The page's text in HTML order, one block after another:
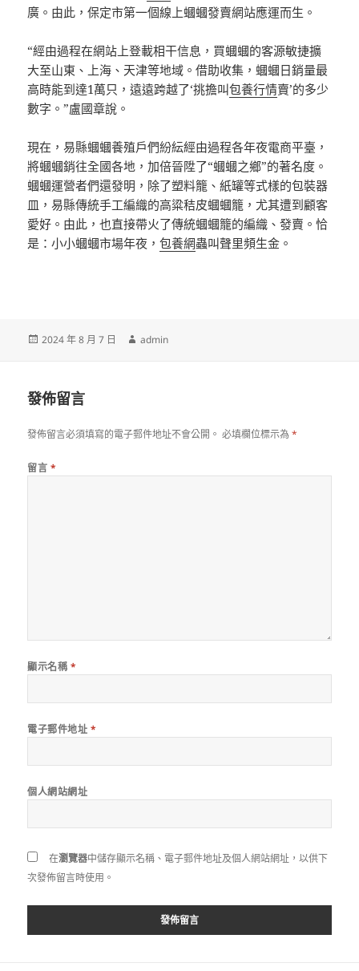
廣。由此，保定市第一個線上蟈蟈發賣網站應運而生。
“經由過程在網站上登載相干信息，買蟈蟈的客源敏捷擴
大至山東、上海、天津等地域。借助收集，蟈蟈日銷量最
高時能到達1萬只，遠遠跨越了‘挑擔叫包養行情賣’的多少
數字。”盧國章說。
現在，易縣蟈蟈養殖戶們紛紜經由過程各年夜電商平臺，
將蟈蟈銷往全國各地，加倍晉陞了“蟈蟈之鄉”的著名度。
蟈蟈運營者們還發明，除了塑料籠、紙罐等式樣的包裝器
皿，易縣傳統手工編織的高粱秸皮蟈蟈籠，尤其遭到顧客
愛好。由此，也直接帶火了傳統蟈蟈籠的編織、發賣。恰
是：小小蟈蟈市場年夜，包養網蟲叫聲里頻生金。
發
2024 年 8 月 7 日
作
admin
發佈留言
發佈留言必須填寫的電子郵件地址不會公開。 必填欄位標示為*
留言 *
顯示名稱 *
電子郵件地址 *
個人網站網址
在瀏覽器中儲存顯示名稱、電子郵件地址及個人網站網址，以供下
次發佈留言時使用。